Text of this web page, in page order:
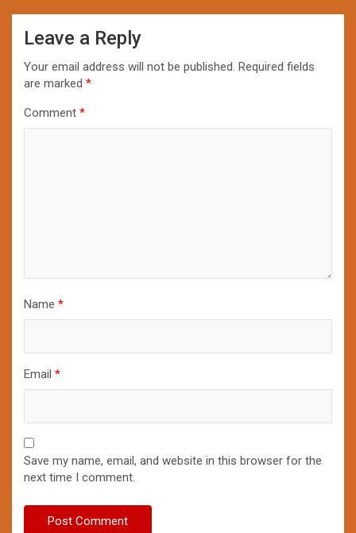
Leave a Reply
Your email address will not be published. Required fields
are marked *
Comment *
Name *
Email *
Save my name, email, and website in this browser for the
next time I comment.